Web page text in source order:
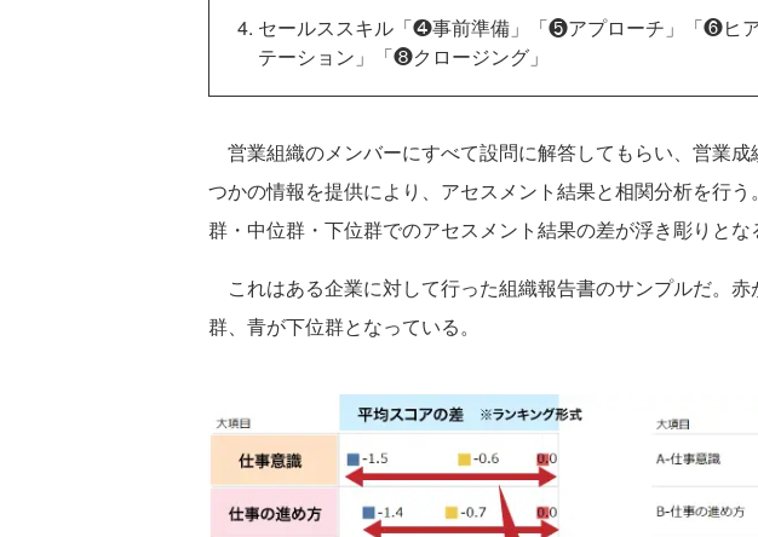
セールススキル「❹事前準備」「❺アプローチ」「❻ヒ
テーション」「❽クロージング」
営業組織のメンバーにすべて設問に解答してもらい、営業成
つかの情報を提供により、アセスメント結果と相関分析を行
群・中位群・下位群でのアセスメント結果の差が浮き彫りとな
これはある企業に対して行った組織報告書のサンプルだ。
群、青が下位群となっている。